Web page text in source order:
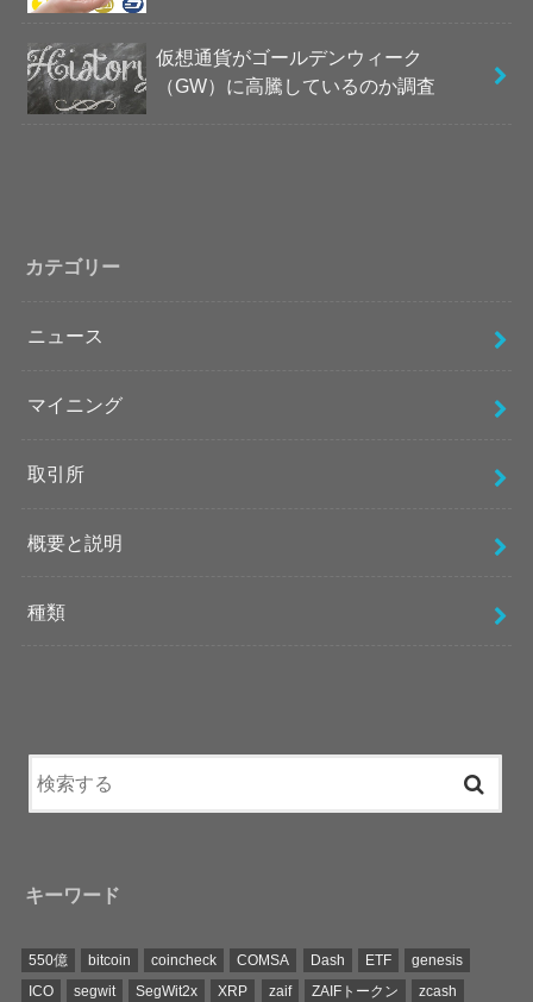
仮想通貨がゴールデンウィーク
（GW）に高騰しているのか調査
カテゴリー
ニュース
マイニング
取引所
概要と説明
種類
キーワード
550億 bitcoin coincheck COMSA Dash ETF
genesis
ICO
segwit SegWit2x XRP zaif ZAIFトークン zcash